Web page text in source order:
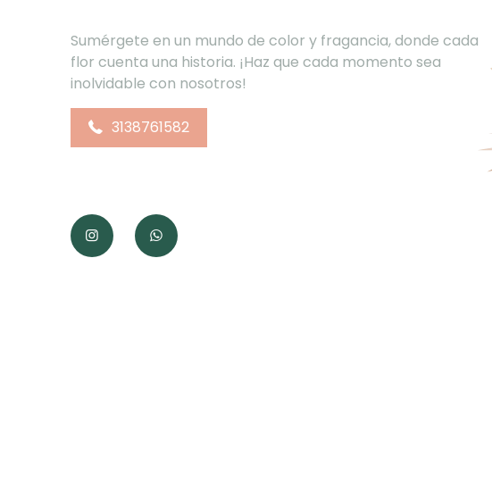
Sumérgete en un mundo de color y fragancia, donde cada
flor cuenta una historia. ¡Haz que cada momento sea
inolvidable con nosotros!
3138761582